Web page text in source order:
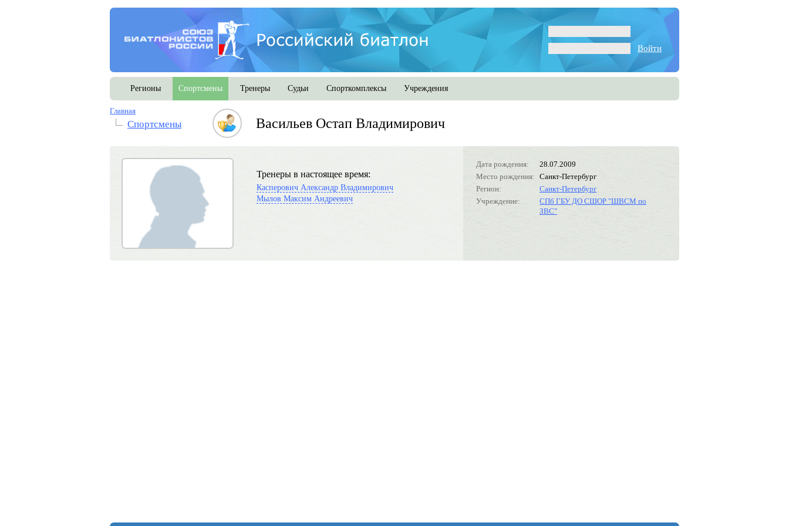
Войти
Регионы Спортсмены Тренеры Судьи Спорткомплексы Учреждения
Главная
Спортсмены Васильев Остап Владимирович
Дата рождения:
28.07.2009
Место рождения: Санкт-Петербург
Регион:
Санкт-Петербург
Учреждение:
СПб ГБУ ДО СШОР "ШВСМ по
ЗВС"
Тренеры в настоящее время:
Касперович Александр Владимирович
Мылов Максим Андреевич